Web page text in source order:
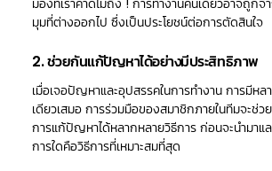
มองที่เราคาดไม่ถึง ! การทำงานคนเดียวอาจถูกจ
มุมที่ต่างออกไป ซึ่งเป็นประโยชน์ต่อการตัดสินใจ
2. ช่วยกันแก้ปัญหาได้อย่างมีประสิทธิภาพ
เมื่อเจอปัญหาและอุปสรรคในการทำงาน การมีห
เดียวเสมอ การร่วมมือของสมาชิกภายในทีมจะช่ว
การแก้ปัญหาได้หลากหลายวิธีการ ก่อนจะนำมาแ
การใดคือวิธีการที่เหมาะสมที่สุด